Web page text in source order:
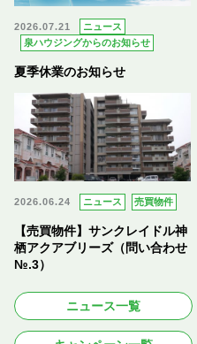
2026.07.21
ニュース
泉ハウジングからのお知らせ
夏季休業のお知らせ
2026.06.24 ニュース 売買物件
【売買物件】サンクレイドル神
栖アクアブリーズ（問い合わせ
№.3）
ニュース一覧